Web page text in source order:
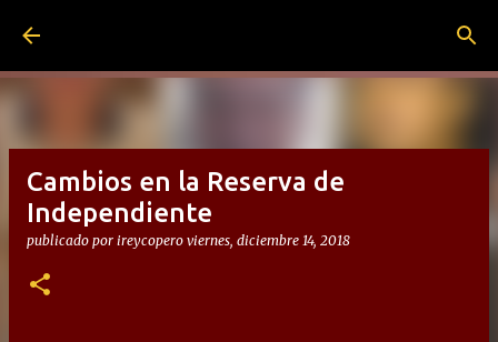
Cambios en la Reserva de
Independiente
publicado por ireycopero viernes, diciembre 14, 2018